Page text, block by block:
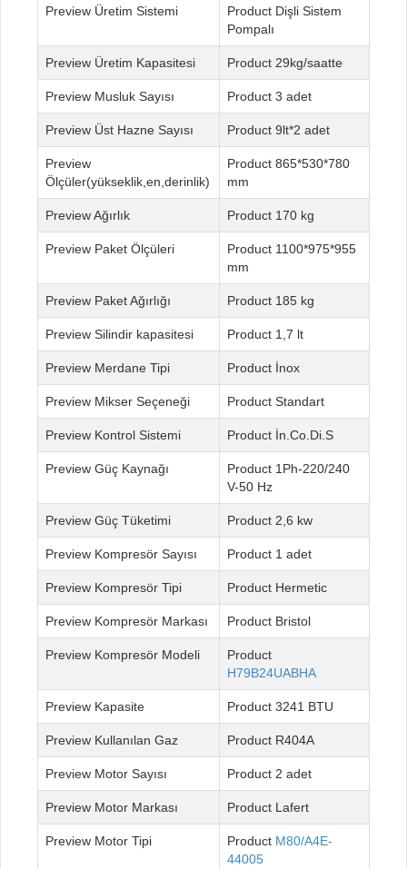
Üretim Sistemi
Dişli Sistem
Pompalı
Üretim Kapasitesi 29kg/saatte
Musluk Sayısı 3 adet
Üst Hazne Sayısı 9lt*2 adet
Ölçüler(yükseklik,en,derinlik)
865*530*780
mm
Ağırlık 170 kg
Paket Ölçüleri
1100*975*955
mm
Paket Ağırlığı 185 kg
Silindir kapasitesi 1,7 lt
Merdane Tipi İnox
Mikser Seçeneği Standart
Kontrol Sistemi İn.Co.Di.S
Güç Kaynağı
1Ph-220/240
V-50 Hz
Güç Tüketimi 2,6 kw
Kompresör Sayısı 1 adet
Kompresör Tipi Hermetic
Kompresör Markası Bristol
Kompresör Modeli
H79B24UABHA
Kapasite 3241 BTU
Kullanılan Gaz R404A
Motor Sayısı 2 adet
Motor Markası Lafert
Motor Tipi
M80/A4E-
44005